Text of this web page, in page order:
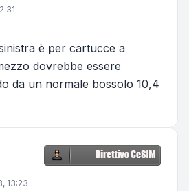
è per cartucce a
dovrebbe essere
da un normale bossolo 10,4
13:23